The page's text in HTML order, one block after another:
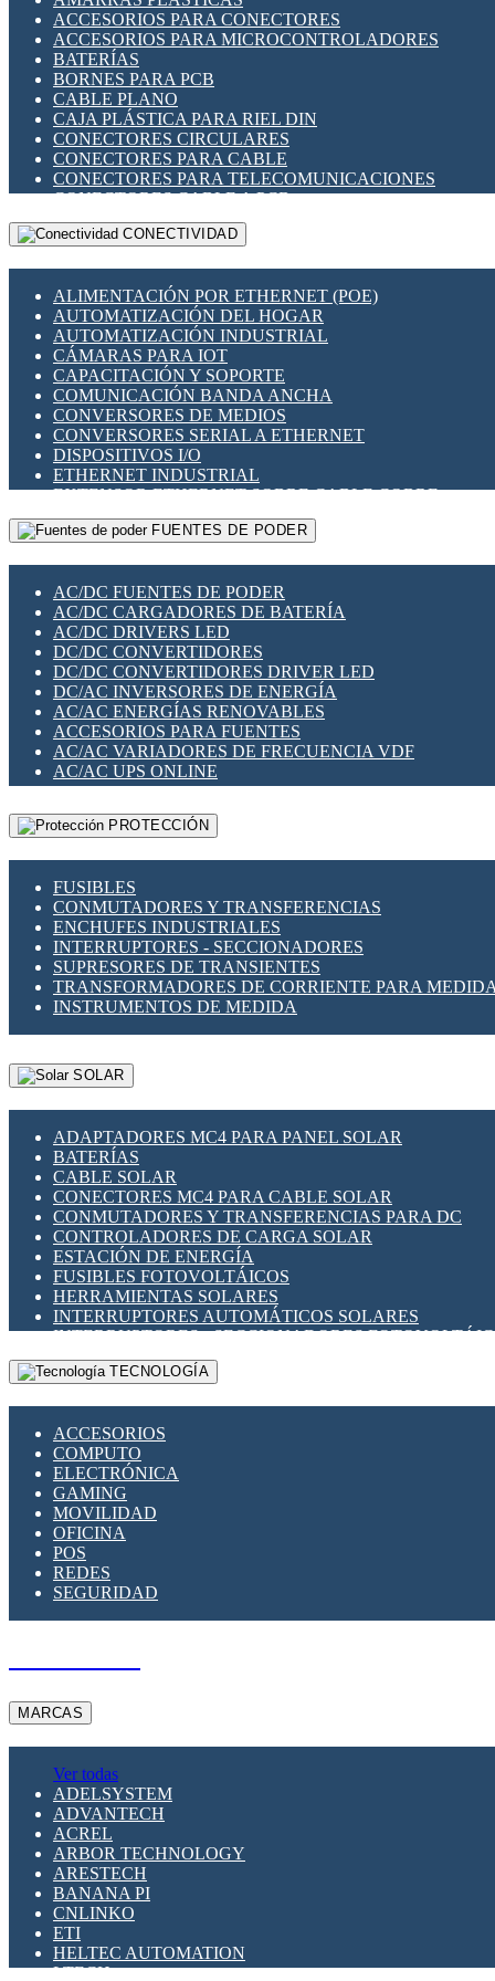
INDICADORES PARA PANEL
INTERFACES DE RELÉ
INTERRUPTORES FIN DE CARRERA
LLAVES CONMUTADORAS
MEDIDORES DE ENERGÍA Y TC'S DE CORRIENTE
MOTORES PASO A PASO
PANTALLAS HMI
PLC -CONTROLADORES LÓGICO PROGRAMABLES
PROGRAMADORES DE HORARIO
RELÉS DE PROTECCIÓN
SENSORES CAPACITIVOS
SENSORES INDUCTIVOS
TEMPORIZADORES
VARIACS
VARIADORES DE FRECUENCIA [VDF]
SECCIONADORES - INTERRUPTORES
MAQUINARIA
ACCESORIOS PARA CONECTORES
ACCESORIOS PARA MICROCONTROLADORES
BATERÍAS
BORNES PARA PCB
CABLE PLANO
CAJA PLÁSTICA PARA RIEL DIN
CONECTORES CIRCULARES
CONECTORES PARA CABLE
CONECTORES PARA TELECOMUNICACIONES
CONECTORES CABLE A PCB
CONECTORES PCB A CABLE
DIP SWITCHES
HERRAMIENTAS VARIAS
ILUMINACIÓN LED
INTERRUPTORES REED
INTERFACES DE RELÉ
OTROS RELÉS
PROTECCIÓN TÉRMICA
RELÉS AUTOMOTRICES
RELÉS DE SEÑAL
RELÉS DE ESTADO SÓLIDO SSR
RELÉS INDUSTRIALES
RELÉS MINIATURA DE POTENCIA
SENSORES MAGNÉTICOS
SWITCH Y MICROSWITCH
TARJETAS PI
UNIÓN Y DERIVACIÓN DE CABLE
CONECTIVIDAD
ALIMENTACIÓN POR ETHERNET (POE)
AUTOMATIZACIÓN DEL HOGAR
AUTOMATIZACIÓN INDUSTRIAL
CÁMARAS PARA IOT
CAPACITACIÓN Y SOPORTE
COMUNICACIÓN BANDA ANCHA
CONVERSORES DE MEDIOS
CONVERSORES SERIAL A ETHERNET
DISPOSITIVOS I/O
ETHERNET INDUSTRIAL
EXTENSOR ETHERNET SOBRE CABLE COBRE
GATEWAY LORAWAN
GESTIÓN DE REDES
PLACAS MODULARES IOT
SWITCHES Y REDES WIFI
SOLUCIONES IOT
SOLUCIONES LORAWAN
SOLUCIONES RED CELULAR
SEGURIDAD PARA REDES
SWITCHES LAN
TELEFONÍA IP (VOIP)
VIGILANCIA IP (CCTV)
MESHTASTIC
FUENTES DE PODER
AC/DC FUENTES DE PODER
AC/DC CARGADORES DE BATERÍA
AC/DC DRIVERS LED
DC/DC CONVERTIDORES
DC/DC CONVERTIDORES DRIVER LED
DC/AC INVERSORES DE ENERGÍA
AC/AC ENERGÍAS RENOVABLES
ACCESORIOS PARA FUENTES
AC/AC VARIADORES DE FRECUENCIA VDF
AC/AC UPS ONLINE
PROTECCIÓN
FUSIBLES
CONMUTADORES Y TRANSFERENCIAS
ENCHUFES INDUSTRIALES
INTERRUPTORES - SECCIONADORES
SUPRESORES DE TRANSIENTES
TRANSFORMADORES DE CORRIENTE PARA
INSTRUMENTOS DE MEDIDA
SOLAR
ADAPTADORES MC4 PARA PANEL SOLAR
BATERÍAS
CABLE SOLAR
CONECTORES MC4 PARA CABLE SOLAR
CONMUTADORES Y TRANSFERENCIAS PARA DC
CONTROLADORES DE CARGA SOLAR
ESTACIÓN DE ENERGÍA
FUSIBLES FOTOVOLTÁICOS
HERRAMIENTAS SOLARES
INTERRUPTORES AUTOMÁTICOS SOLARES
INTERRUPTORES - SECCIONADORES
MONTAJE PANEL SOLAR
PORTA FUSIBLES Y SECCIONADORES
TECNOLOGÍA
ACCESORIOS
COMPUTO
ELECTRÓNICA
GAMING
MOVILIDAD
OFICINA
POS
REDES
SEGURIDAD
MARCAS
Ver todas
ADELSYSTEM
ADVANTECH
ACREL
ARBOR TECHNOLOGY
ARESTECH
BANANA PI
CNLINKO
ETI
HELTEC AUTOMATION
LTECH